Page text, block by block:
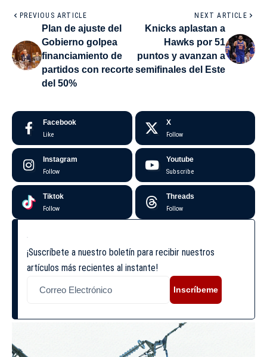
PREVIOUS ARTICLE
Plan de ajuste del
Gobierno golpea
financiamiento de
partidos con recorte
del 50%
NEXT ARTICLE
Knicks aplastan a
Hawks por 51
puntos y avanzan a
semifinales del Este
Facebook
Like
X
Follow
Instagram
Follow
Youtube
Subscribe
Tiktok
Follow
Threads
Follow
¡Suscríbete a nuestro boletín para recibir nuestros
artículos más recientes al instante!
Inscríbeme